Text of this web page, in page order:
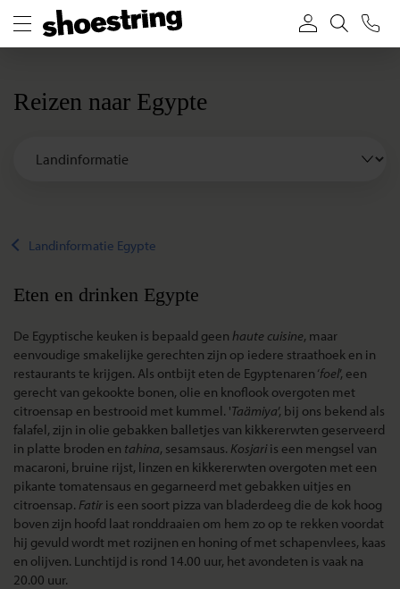
Reizen naar Egypte
Landinformatie Egypte
Eten en drinken Egypte
De Egyptische keuken is bepaald geen haute cuisine, maar
eenvoudige smakelijke gerechten zijn op iedere straathoek en in
restaurants te krijgen. Als ontbijt eten de Egyptenaren ‘foel’, een
gerecht van gekookte bonen, olie en knoflook overgoten met
citroensap en bestrooid met kummel. 'Taämiya’, bij ons bekend als
falafel, zijn in olie gebakken balletjes van kikkererwten geserveerd
in platte broden en tahina, sesamsaus. Kosjari is een mengsel van
macaroni, bruine rijst, linzen en kikkererwten overgoten met een
pikante tomatensaus en gegarneerd met gebakken uitjes en
citroensap. Fatir is een soort pizza van bladerdeeg die de kok hoog
boven zijn hoofd laat ronddraaien om hem zo op te rekken voordat
hij gevuld wordt met rozijnen en honing of met schapenvlees, kaas
en olijven. Lunchtijd is rond 14.00 uur, het avondeten is vaak na
20.00 uur.